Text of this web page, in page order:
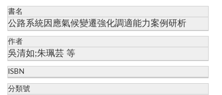
書名
公路系統因應氣候變遷強化調適能力案例研析
作者
吳清如;朱珮芸 等
ISBN
分類號